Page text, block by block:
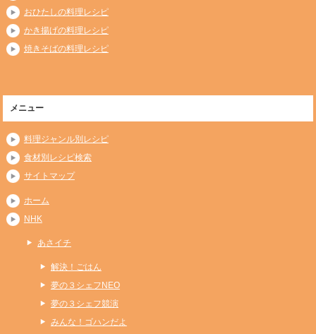
おひたしの料理レシピ
かき揚げの料理レシピ
焼きそばの料理レシピ
メニュー
料理ジャンル別レシピ
食材別レシピ検索
サイトマップ
ホーム
NHK
あさイチ
解決！ごはん
夢の３シェフNEO
夢の３シェフ競演
みんな！ゴハンだよ